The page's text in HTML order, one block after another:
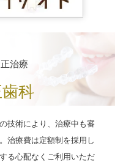
治療
科
技術により、治療中も審
治療費は定額制を採用し
る心配なくご利用いただ